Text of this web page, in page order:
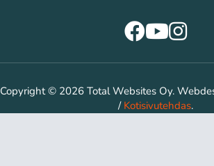
Copyright © 2026 Total Websites Oy.
/ Kotisivutehdas.